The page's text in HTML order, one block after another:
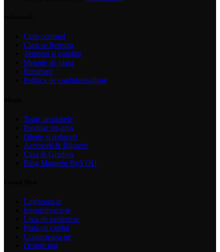
Cum comand
Cum se livreaza
Termeni si conditii
Metode de plata
Returnari
Politica de confidentialitate
Toate produsele
Produse en-gros
Oferte si reduceri
Accesorii & Bijuterii
Casa & Gradina
Blog Magazin ByYOU
Logheaza-te
Inregistreaza-te
Lista de preferinte
Plata cu cardul
Contacteaza-ne
Despre noi